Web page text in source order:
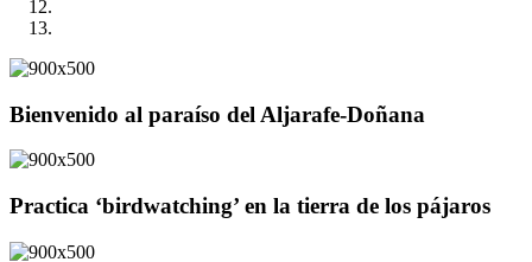
Bienvenido al paraíso del Aljarafe-Doñana
Practica ‘birdwatching’ en la tierra de los pájaros